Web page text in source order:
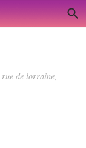
rue de lorraine,